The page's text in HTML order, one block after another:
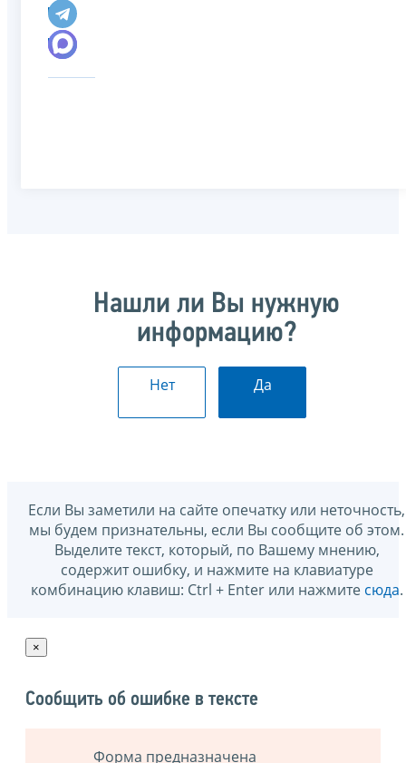
Нашли ли Вы нужную
информацию?
Нет Да
Если Вы заметили на сайте опечатку или неточность,
мы будем признательны, если Вы сообщите об этом.
Выделите текст, который, по Вашему мнению,
содержит ошибку, и нажмите на клавиатуре
комбинацию клавиш: Ctrl + Enter или нажмите сюда.
×
Сообщить об ошибке в тексте
Форма предназначена